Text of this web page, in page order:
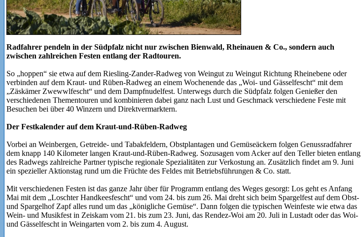
Radfahrer pendeln in der Südpfalz nicht nur zwischen Bienwald, Rheinauen & Co., sondern auch
zwischen zahlreichen Festen entlang der Radtouren.
So „hoppen“ sie etwa auf dem Riesling-Zander-Radweg von Weingut zu Weingut Richtung Rheinebene oder
verbinden auf dem Kraut- und Rüben-Radweg an einem Wochenende das „Woi- und Gässelfescht“ mit dem
„Zäskämer Zwewwlfescht“ und dem Dampfnudelfest. Unterwegs durch die Südpfalz folgen Genießer den
verschiedenen Thementouren und kombinieren dabei ganz nach Lust und Geschmack verschiedene Feste mit
Besuchen bei über 40 Winzern und Direktvermarktern.
Der Festkalender auf dem Kraut-und-Rüben-Radweg
Vorbei an Weinbergen, Getreide- und Tabakfeldern, Obstplantagen und Gemüseäckern folgen Genussradfahrer
dem knapp 140 Kilometer langen Kraut-und-Rüben-Radweg. Sozusagen vom Acker auf den Teller bieten entlang
des Radwegs zahlreiche Partner typische regionale Spezialitäten zur Verkostung an. Zusätzlich findet am 9. Juni
ein spezieller Aktionstag rund um die Früchte des Feldes mit Betriebsführungen & Co. statt.
Mit verschiedenen Festen ist das ganze Jahr über für Programm entlang des Weges gesorgt: Los geht es Anfang
Mai mit dem „Loschter Handkeesfescht“ und vom 24. bis zum 26. Mai dreht sich beim Spargelfest auf dem Obst-
und Spargelhof Zapf alles rund um das „königliche Gemüse“. Dann folgen die typischen Weinfeste wie etwa das
Wein- und Musikfest in Zeiskam vom 21. bis zum 23. Juni, das Rendez-Woi am 20. Juli in Lustadt oder das Woi-
und Gässelfescht in Weingarten vom 2. bis zum 4. August.